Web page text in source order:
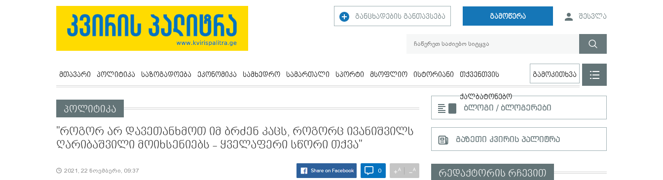
განცხადების განთავსება გამოწერა შესვლა
მთავარი პოლიტიკა საზოგადოება ეკონომიკა სამხედრო სამართალი სპორტი მსოფლიო ისტორიანი თქვენთვის
ქალბატონებო
გამოკითხვა
პოლიტიკა
"როგორ არ დავეთანხმოთ იმ ბრძენ კაცს, როგორც ივანიშვილს
ღარიბაშვილი მოიხსენიებს - ყველაფერი სწორი თქვა"
2021, 22 ნოემბერი, 09:37 0 +A −A
ბლოგი / ბლოგერები
გაზეთი კვირის პალიტრა
რედაქტორის რჩევით